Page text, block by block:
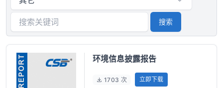
搜索
环境信息披露报告
1703 次 立即下载